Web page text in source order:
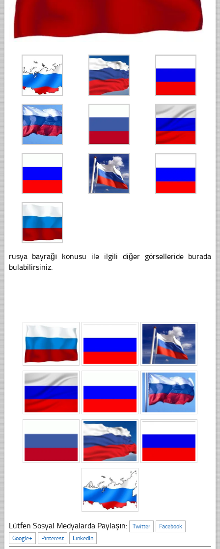
rusya bayrağı konusu ile ilgili diğer görselleride burada
bulabilirsiniz.
Lütfen Sosyal Medyalarda Paylaşın: Twitter
Facebook
Google+
Pinterest LinkedIn